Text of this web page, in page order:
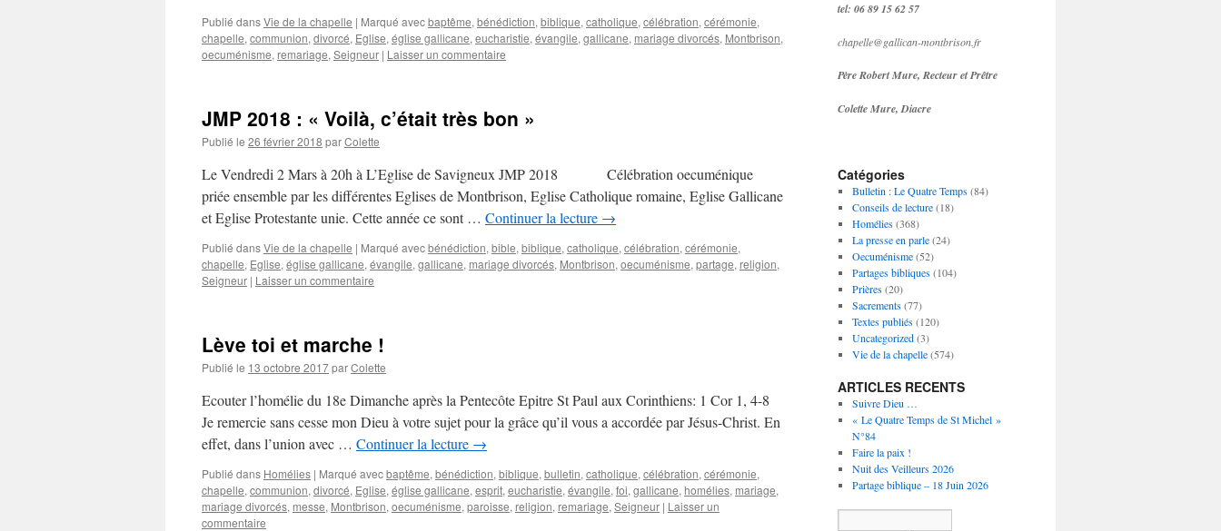
Publié dansVie de la chapelle | Marqué avecbaptême, bénédiction, biblique, catholique, célébration, cérémonie,
chapelle, communion, divorcé, Eglise, église gallicane, eucharistie, évangile, gallicane, mariage divorcés, Montbrison,
oecuménisme, remariage, Seigneur | Laisser un commentaire
JMP 2018 : « Voilà, c’était très bon »
Publié le 26 février 2018 parColette
Le Vendredi 2 Mars à 20h à L’Eglise de Savigneux JMP 2018 Célébration oecuménique
priée ensemble par les différentes Eglises de Montbrison, Eglise Catholique romaine, Eglise Gallicane
et Eglise Protestante unie. Cette année ce sont … Continuer la lecture →
Publié dansVie de la chapelle | Marqué avecbénédiction, bible, biblique, catholique, célébration, cérémonie,
chapelle, Eglise, église gallicane, évangile, gallicane, mariage divorcés, Montbrison, oecuménisme, partage, religion,
Seigneur | Laisser un commentaire
Lève toi et marche !
Publié le 13 octobre 2017parColette
Ecouter l’homélie du 18e Dimanche après la Pentecôte Epitre St Paul aux Corinthiens: 1 Cor 1, 4-8
Je remercie sans cesse mon Dieu à votre sujet pour la grâce qu’il vous a accordée par Jésus-Christ. En
effet, dans l’union avec … Continuer la lecture →
Publié dans Homélies | Marqué avecbaptême, bénédiction, biblique, bulletin, catholique, célébration, cérémonie,
chapelle, communion, divorcé, Eglise, église gallicane, esprit, eucharistie, évangile, foi, gallicane, homélies, mariage,
mariage divorcés, messe, Montbrison, oecuménisme, paroisse, religion, remariage, Seigneur | Laisser un
commentaire
tel: 06 89 15 62 57
chapelle@gallican-montbrison.fr
Père Robert Mure, Recteur et Prêtre
Colette Mure, Diacre
Catégories
Bulletin : Le Quatre Temps(84)
Conseils de lecture(18)
Homélies(368)
La presse en parle(24)
Oecuménisme(52)
Partages bibliques(104)
Prières(20)
Sacrements(77)
Textes publiés(120)
Uncategorized(3)
Vie de la chapelle(574)
ARTICLES RECENTS
Suivre Dieu …
« Le Quatre Temps de St Michel »
N°84
Faire la paix !
Nuit des Veilleurs 2026
Partage biblique – 18 Juin 2026